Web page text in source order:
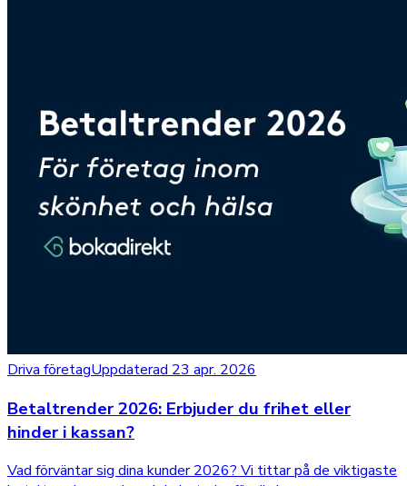
Driva företagUppdaterad 23 apr. 2026
Betaltrender 2026: Erbjuder du frihet eller
hinder i kassan?
Vad förväntar sig dina kunder 2026? Vi tittar på de viktigaste